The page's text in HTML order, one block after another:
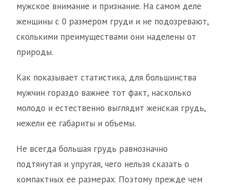
мужское внимание и признание. На самом деле
женщины с 0 размером груди и не подозревают,
сколькими преимуществами они наделены от
природы.
Как показывает статистика, для большинства
мужчин гораздо важнее тот факт, насколько
молодо и естественно выглядит женская грудь,
нежели ее габариты и объемы.
Не всегда большая грудь равнозначно
подтянутая и упругая, чего нельзя сказать о
компактных ее размерах. Поэтому прежде чем